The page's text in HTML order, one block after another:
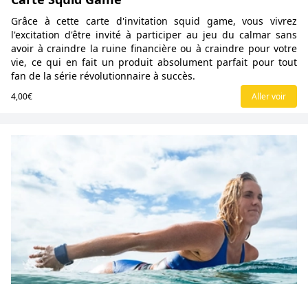
Grâce à cette carte d'invitation squid game, vous vivrez
l'excitation d'être invité à participer au jeu du calmar sans
avoir à craindre la ruine financière ou à craindre pour votre
vie, ce qui en fait un produit absolument parfait pour tout
fan de la série révolutionnaire à succès.
4,00€ Aller voir